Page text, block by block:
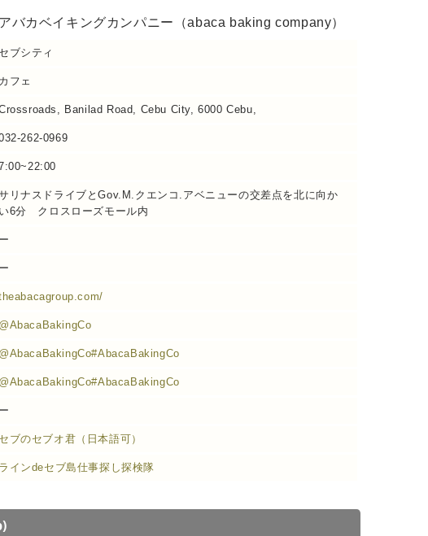
アバカベイキングカンパニー（abaca baking company）
セブシティ
カフェ
Banilad Road, Cebu City, 6000 Cebu,
262-0969
リナスドライブとGov.M.クエンコ.アベニューの交差点を北に向か
い6分 クロスローズモール内
ー
ー
@AbacaBakingCo
@AbacaBakingCo#AbacaBakingCo
@AbacaBakingCo#AbacaBakingCo
ー
セブのセブオ君（日本語可）
ラインdeセブ島仕事探し探検隊